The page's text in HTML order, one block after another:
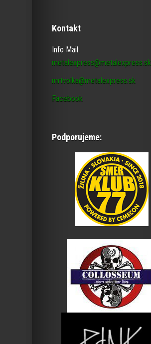
Kontakt
Info Mail:
metalexpress@metalexpress.sk
mrtvolka@metalexpress.sk
Facebook
Podporujeme: